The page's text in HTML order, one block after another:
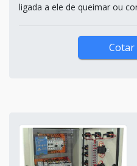
ligada a ele de queimar ou